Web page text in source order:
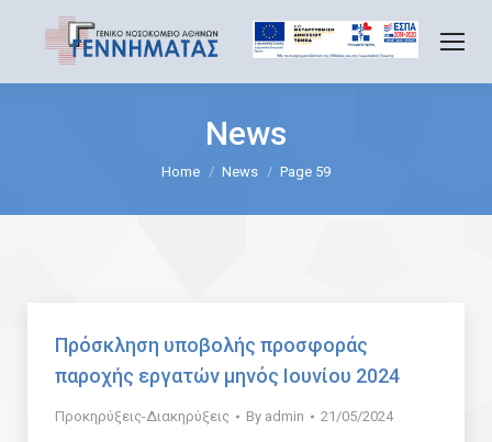
News
Home News Page 59
Πρόσκληση υποβολής προσφοράς
παροχής εργατών μηνός Ιουνίου 2024
Προκηρύξεις-Διακηρύξεις By admin 21/05/2024